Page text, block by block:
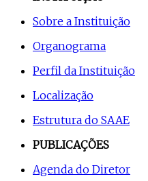
Sobre a Instituição
Organograma
Perfil da Instituição
Localização
Estrutura do SAAE
PUBLICAÇÕES
Agenda do Diretor